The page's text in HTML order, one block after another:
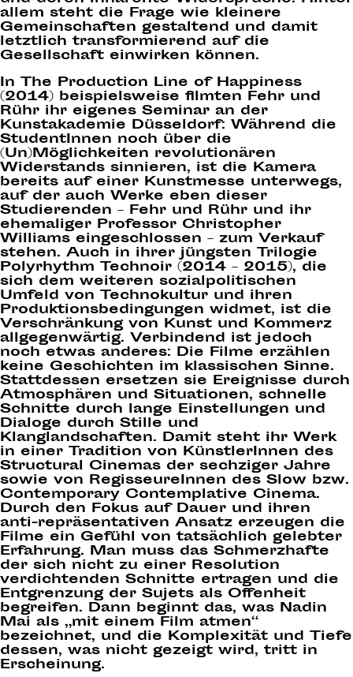
allem steht die Frage wie kleinere
Gemeinschaften gestaltend und damit
letztlich transformierend auf die
Gesellschaft einwirken können.
In The Production Line of Happiness
(2014) beispielsweise filmten Fehr und
Rühr ihr eigenes Seminar an der
Kunstakademie Düsseldorf: Während die
StudentInnen noch über die
(Un)Möglichkeiten revolutionären
Widerstands sinnieren, ist die Kamera
bereits auf einer Kunstmesse unterwegs,
auf der auch Werke eben dieser
Studierenden – Fehr und Rühr und ihr
ehemaliger Professor Christopher
Williams eingeschlossen – zum Verkauf
stehen. Auch in ihrer jüngsten Trilogie
Polyrhythm Technoir (2014 – 2015), die
sich dem weiteren sozialpolitischen
Umfeld von Technokultur und ihren
Produktionsbedingungen widmet, ist die
Verschränkung von Kunst und Kommerz
allgegenwärtig. Verbindend ist jedoch
noch etwas anderes: Die Filme erzählen
keine Geschichten im klassischen Sinne.
Stattdessen ersetzen sie Ereignisse durch
Atmosphären und Situationen, schnelle
Schnitte durch lange Einstellungen und
Dialoge durch Stille und
Klanglandschaften. Damit steht ihr Werk
in einer Tradition von KünstlerInnen des
Structural Cinemas der sechziger Jahre
sowie von RegisseureInnen des Slow bzw.
Contemporary Contemplative Cinema.
Durch den Fokus auf Dauer und ihren
anti-repräsentativen Ansatz erzeugen die
Filme ein Gefühl von tatsächlich gelebter
Erfahrung. Man muss das Schmerzhafte
der sich nicht zu einer Resolution
verdichtenden Schnitte ertragen und die
Entgrenzung der Sujets als Offenheit
begreifen. Dann beginnt das, was Nadin
Mai als „mit einem Film atmen“
bezeichnet, und die Komplexität und Tiefe
dessen, was nicht gezeigt wird, tritt in
Erscheinung.